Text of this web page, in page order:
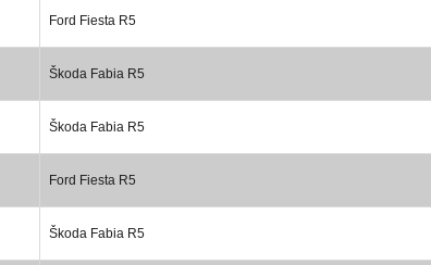
Ford Fiesta R5
Škoda Fabia R5
Škoda Fabia R5
Ford Fiesta R5
Škoda Fabia R5